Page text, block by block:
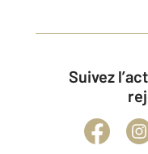
Suivez l’actualité immobilière et